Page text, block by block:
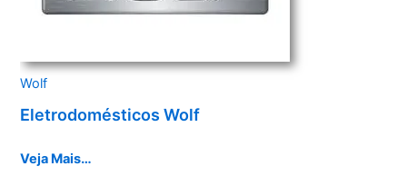
Wolf
Eletrodomésticos Wolf
Veja Mais…